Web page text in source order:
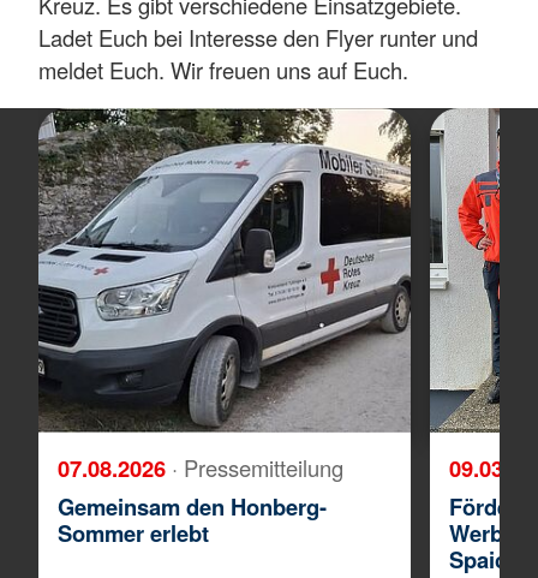
Ladet Euch bei Interesse den Flyer runter und
meldet Euch. Wir freuen uns auf Euch.
07.08.2026 · Pressemitteilung
Gemeinsam den Honberg-
Sommer erlebt